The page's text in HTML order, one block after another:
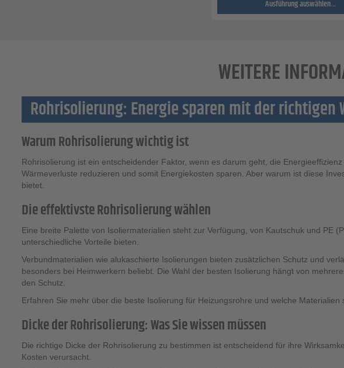
Ausführung auswählen...
WEITERE
Rohrisolierung: Energie sparen mit der richtigen
Warum Rohrisolierung wichtig ist
Rohrisolierung ist ein entscheidender Faktor, wenn es darum geht, die
Wärmeverluste reduzieren und somit Energiekosten sparen. Aber warum ist diese
bietet.
Die effektivste Rohrisolierung wählen
Eine breite Palette von Isoliermaterialien steht zur Verfügung, von Kautschuk und PE
unterschiedliche Vorteile bieten.
Verbundmaterialien wie alukaschierte Isolierungen bieten zusätzlichen Schutz und
besonders bei Heimwerkern beliebt. Die Wahl der besten Isolierung hängt von
den Schutz.
Erfahren Sie mehr über die beste Isolierung für Heizungsrohre und welche
Dicke der Rohrisolierung: Was Sie wissen müssen
Die richtige Dicke der Rohrisolierung zu bestimmen ist entscheidend für ihre
Kosten verursacht.